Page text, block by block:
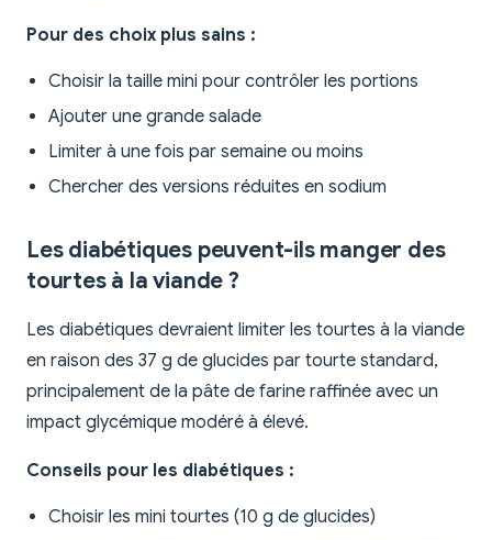
Pour des choix plus sains :
Choisir la taille mini pour contrôler les portions
Ajouter une grande salade
Limiter à une fois par semaine ou moins
Chercher des versions réduites en sodium
Les diabétiques peuvent-ils manger des
tourtes à la viande ?
Les diabétiques devraient limiter les tourtes à la viande
en raison des 37 g de glucides par tourte standard,
principalement de la pâte de farine raffinée avec un
impact glycémique modéré à élevé.
Conseils pour les diabétiques :
Choisir les mini tourtes (10 g de glucides)